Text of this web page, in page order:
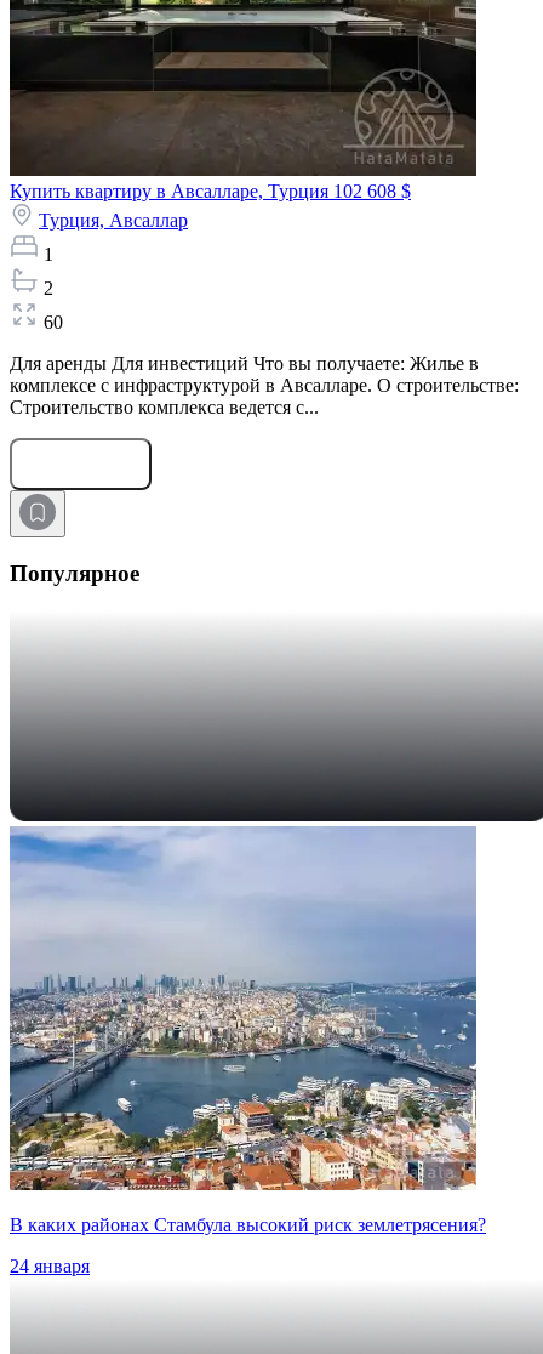
Купить квартиру в Авсалларе, Турция 102 608 $
Турция, Авсаллар
1
2
60
Для аренды Для инвестиций Что вы получаете: Жилье в
комплексе с инфраструктурой в Авсалларе. О строительстве:
Строительство комплекса ведется с...
Популярное
В каких районах Стамбула высокий риск землетрясения?
24 января